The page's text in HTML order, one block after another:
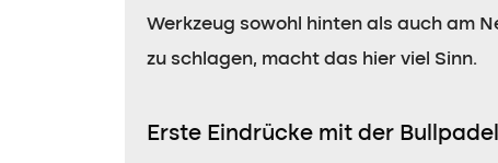
Werkzeug sowohl hinten als auch am
zu schlagen, macht das hier viel Sinn.
Erste Eindrücke mit der